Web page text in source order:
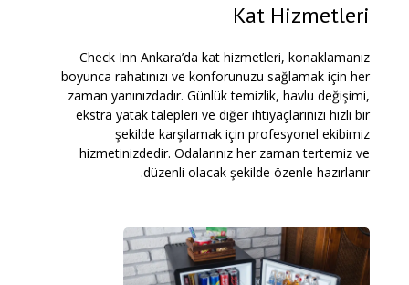
Kat Hizmetleri
Check Inn Ankara’da kat hizmetleri, konaklamanız
boyunca rahatınızı ve konforunuzu sağlamak için her
zaman yanınızdadır. Günlük temizlik, havlu değişimi,
ekstra yatak talepleri ve diğer ihtiyaçlarınızı hızlı bir
şekilde karşılamak için profesyonel ekibimiz
hizmetinizdedir. Odalarınız her zaman tertemiz ve
düzenli olacak şekilde özenle hazırlanır.